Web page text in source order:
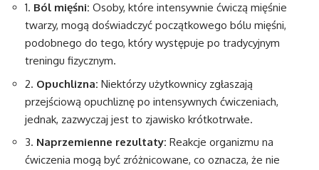
1. Ból mięśni: Osoby, które intensywnie ćwiczą mięśnie
twarzy, mogą doświadczyć początkowego bólu mięśni,
podobnego do tego, który występuje po tradycyjnym
treningu fizycznym.
2. Opuchlizna: Niektórzy użytkownicy zgłaszają
przejściową opuchliznę po intensywnych ćwiczeniach,
jednak, zazwyczaj jest to zjawisko krótkotrwałe.
3. Naprzemienne rezultaty: Reakcje organizmu na
ćwiczenia mogą być zróżnicowane, co oznacza, że nie